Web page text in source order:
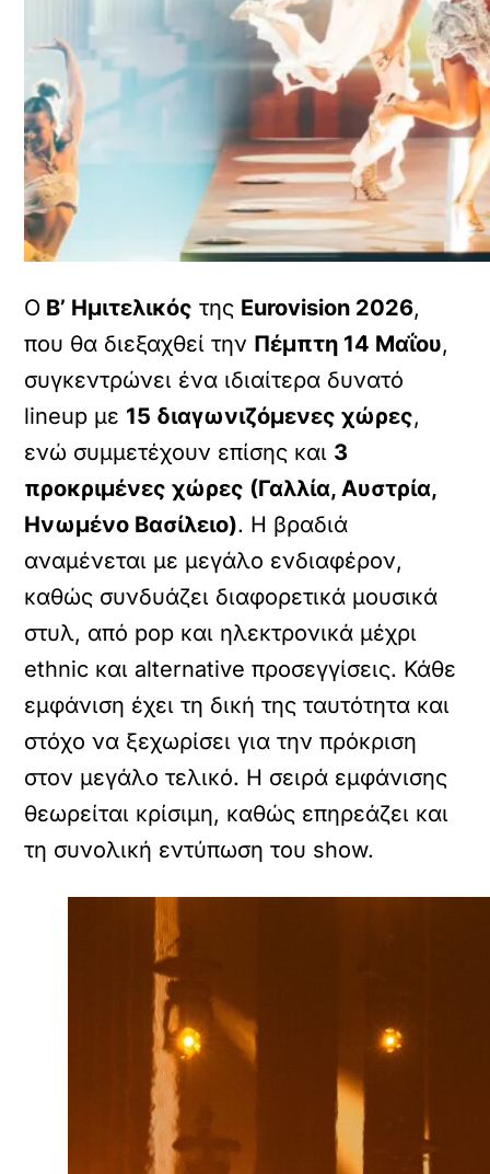
Ο Β’ Ημιτελικός της Eurovision 2026,
που θα διεξαχθεί την Πέμπτη 14 Μαΐου,
συγκεντρώνει ένα ιδιαίτερα δυνατό
lineup με 15 διαγωνιζόμενες χώρες,
ενώ συμμετέχουν επίσης και 3
προκριμένες χώρες (Γαλλία, Αυστρία,
Ηνωμένο Βασίλειο). Η βραδιά
αναμένεται με μεγάλο ενδιαφέρον,
καθώς συνδυάζει διαφορετικά μουσικά
στυλ, από pop και ηλεκτρονικά μέχρι
ethnic και alternative προσεγγίσεις. Κάθε
εμφάνιση έχει τη δική της ταυτότητα και
στόχο να ξεχωρίσει για την πρόκριση
στον μεγάλο τελικό. Η σειρά εμφάνισης
θεωρείται κρίσιμη, καθώς επηρεάζει και
τη συνολική εντύπωση του show.